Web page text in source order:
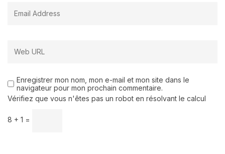
Enregistrer mon nom, mon e-mail et mon site dans le
navigateur pour mon prochain commentaire.
Vérifiez que vous n'êtes pas un robot en résolvant le calcul
8 + 1 =